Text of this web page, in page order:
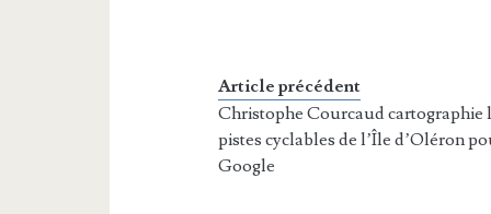
Article précédent
Christophe Courcaud cartographie
pistes cyclables de l’Île d’Oléron
Google